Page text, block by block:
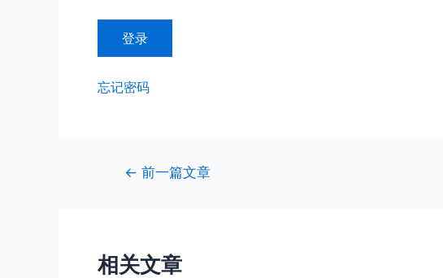
忘记密码
← 前一篇文章
相关文章